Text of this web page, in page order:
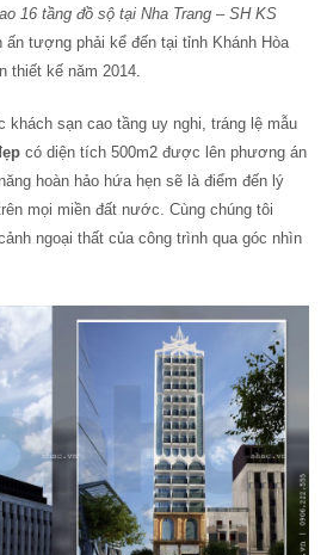
16 tầng đồ sộ tại Nha Trang – SH KS
ấn tượng phải kể đến tại tỉnh Khánh Hòa
thiết kế năm 2014.
sạn cao tầng uy nghi, tráng lệ mẫu
có diện tích 500m2 được lên phương án
hoàn hảo hứa hẹn sẽ là điểm đến lý
mọi miền đất nước. Cùng chúng tôi
ngoại thất của công trình qua góc nhìn